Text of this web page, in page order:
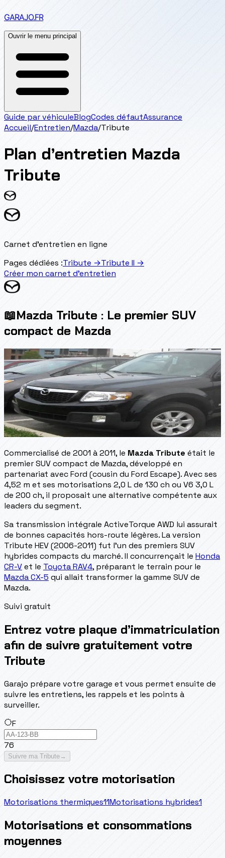
GARAJO.FR
Ouvrir le menu principal
Guide par véhiculeBlogCodes défautAssurance
Accueil/Entretien/Mazda/Tribute
Plan d’entretien Mazda
Tribute
Carnet d'entretien en ligne
Pages dédiées :Tribute →Tribute II →
Créer mon carnet d'entretien
📖Mazda Tribute : Le premier SUV
compact de Mazda
Commercialisé de 2001 à 2011, le Mazda Tribute était le
premier SUV compact de Mazda, développé en
partenariat avec Ford (cousin du Ford Escape). Avec ses
4,52 m et ses motorisations 2,0 L de 130 ch ou V6 3,0 L
de 200 ch, il proposait une alternative compétente aux
leaders du segment.
Sa transmission intégrale ActiveTorque AWD lui assurait
de bonnes capacités hors-route légères. La version
Tribute HEV (2006-2011) fut l'un des premiers SUV
hybrides compacts du marché. Il concurrençait le Honda
CR-Vet le Toyota RAV4, préparant le terrain pour le
Mazda CX-5 qui allait transformer la gamme SUV de
Mazda.
Suivi gratuit
Entrez votre plaque d’immatriculation
afin de suivre gratuitement votre
Tribute
Garajo prépare votre garage et vous permet ensuite de
suivre les entretiens, les rappels et les points à
surveiller.
F
76
Suivre ma Tribute →
Choisissez votre motorisation
Motorisations thermiques11Motorisations hybrides1
Motorisations et consommations
moyennes